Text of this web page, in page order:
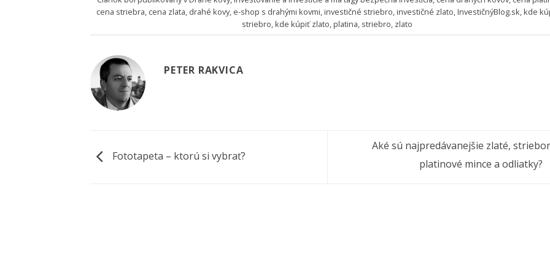
cena striebra, cena zlata, drahé kovy, e-shop s drahými kovmi,investičné striebro,investičné zlato,InvestičnýBlog.sk,kde
striebro,kde kúpiť zlato,platina, striebro, zlato
PETER RAKVICA
Fototapeta – ktorú si vybrať?
Aké sú najpredávanejšie zlaté,
platinové mince a odliatky?